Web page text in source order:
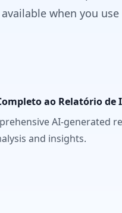
available when you
ao Relatório de
AI-generated
and insights.